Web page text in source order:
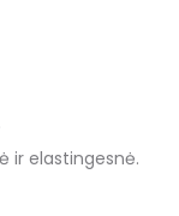
ir elastingesnė.